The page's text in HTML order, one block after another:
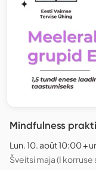
Mindfulness
Lun. 10. août 10:00 +
Šveitsi maja (I korruse